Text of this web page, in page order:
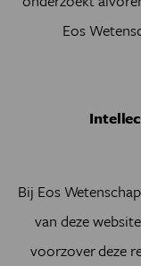
Eos
Bij Eos
van deze
voorzover deze